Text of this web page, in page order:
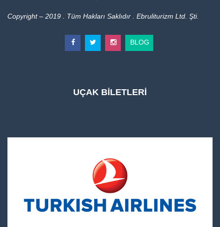
Copyright – 2019 . Tüm Hakları Saklıdır . Ebruliturizm Ltd. Şti.
BLOG
UÇAK BİLETLERİ